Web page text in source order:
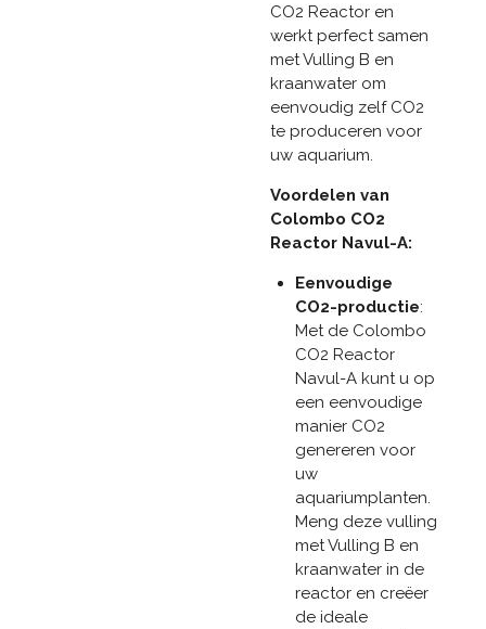
CO2 Reactor en
werkt perfect samen
met Vulling B en
kraanwater om
eenvoudig zelf CO2
te produceren voor
uw aquarium.
Voordelen van
Colombo CO2
Reactor Navul-A:
Eenvoudige
CO2-productie:
Met de Colombo
CO2 Reactor
Navul-A kunt u op
een eenvoudige
manier CO2
genereren voor
uw
aquariumplanten.
Meng deze vulling
met Vulling B en
kraanwater in de
reactor en creëer
de ideale